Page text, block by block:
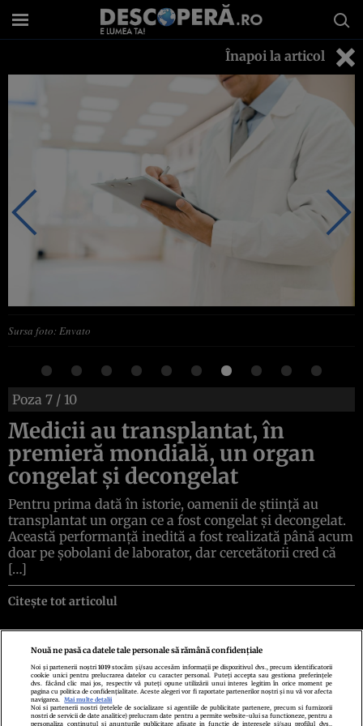
Înapoi la articol
Sursa foto: Envato
Poza 7 / 10
Medicii au transplantat, în
premieră mondială, un organ
congelat și decongelat
Pentru prima dată în istorie, oamenii de știință au
transplantat un organ ce a fost congelat și decongelat.
Această performanță inedită a fost realizată până acum
doar pe șobolani de laborator, dar cercetătorii cred că
[…]
Citește tot articolul
Politica de confidenţialitatePolitica de cookiesTermeni şi condiţii
Echipa redacționalăContactSetări Cookies
Nouă ne pasă ca datele tale personale să rămână confidențiale
Noi și partenerii noștri1019 stocăm și/sau accesăm informații pe dispozitivul dvs., precum identificatorii
cookie unici pentru prelucrarea datelor cu caracter personal. Puteți accepta sau gestiona preferințele
dvs. făcând clic mai jos, respectiv vă puteți opune utilizării unui interes legitim în orice moment pe
pagina cu politica de confidențialitate. Aceste alegeri vor fi raportate partenerilor noștri și nu vă vor afecta
navigarea.
Mai multe detalii
Noi si partenerii nostri (retelele de socializare si agentiile de publicitate partenere, precum si furnizorii
nostri de servicii de date analitice) prelucram date pentru a permite website-ului sa functioneze, pentru a
personaliza continutul si anunturile publicitare afisate in functie de interesele si/sau profilul dvs.,